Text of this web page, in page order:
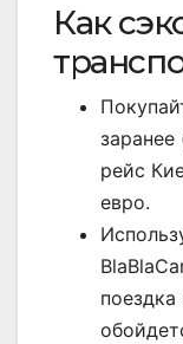
Как
рейс
евро.